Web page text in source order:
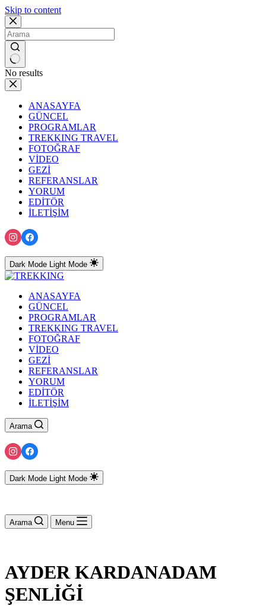
Skip to content
No results
ANASAYFA
GÜNCEL
PROGRAMLAR
TREKKING TRAVEL
FOTOĞRAF
VİDEO
GEZİ
REFERANSLAR
YORUM
EDİTÖR
İLETİŞİM
Dark Mode Light Mode
ANASAYFA
GÜNCEL
PROGRAMLAR
TREKKING TRAVEL
FOTOĞRAF
VİDEO
GEZİ
REFERANSLAR
YORUM
EDİTÖR
İLETİŞİM
Arama
Dark Mode Light Mode
Arama Menu
AYDER KARDANADAM
ŞENLİĞİ